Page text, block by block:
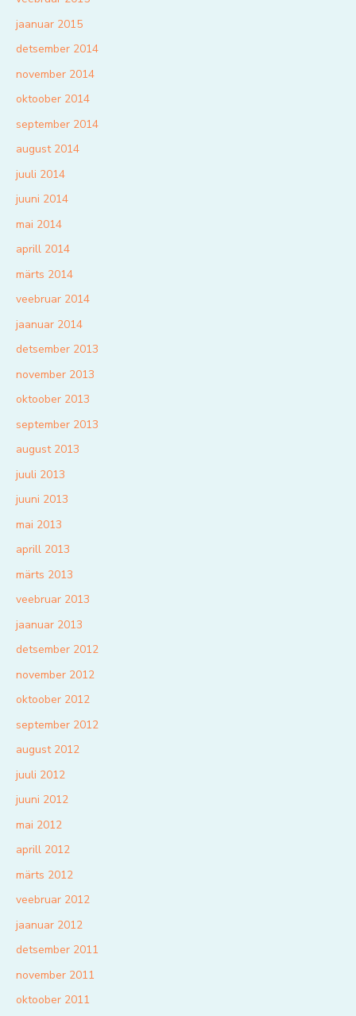
jaanuar 2015
detsember 2014
november 2014
oktoober 2014
september 2014
august 2014
juuli 2014
juuni 2014
mai 2014
aprill 2014
märts 2014
veebruar 2014
jaanuar 2014
detsember 2013
november 2013
oktoober 2013
september 2013
august 2013
juuli 2013
juuni 2013
mai 2013
aprill 2013
märts 2013
veebruar 2013
jaanuar 2013
detsember 2012
november 2012
oktoober 2012
september 2012
august 2012
juuli 2012
juuni 2012
mai 2012
aprill 2012
märts 2012
veebruar 2012
jaanuar 2012
detsember 2011
november 2011
oktoober 2011